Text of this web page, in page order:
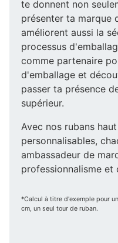
te donnent non
présenter ta marque
améliorent aussi la
processus
comme partenaire
d'emballage et
passer ta présence
supérieur.
Avec nos rubans
personnalisables,
ambassadeur de
professionnalisme et
*Calcul à titre d'exemple pour
cm, un seul tour de ruban.